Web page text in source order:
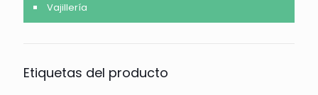
Vajillería
Etiquetas del producto